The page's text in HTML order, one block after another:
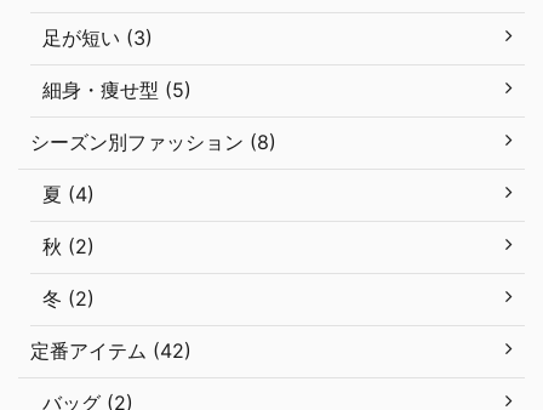
足が短い (3)
細身・痩せ型 (5)
シーズン別ファッション (8)
夏 (4)
秋 (2)
冬 (2)
定番アイテム (42)
バッグ (2)